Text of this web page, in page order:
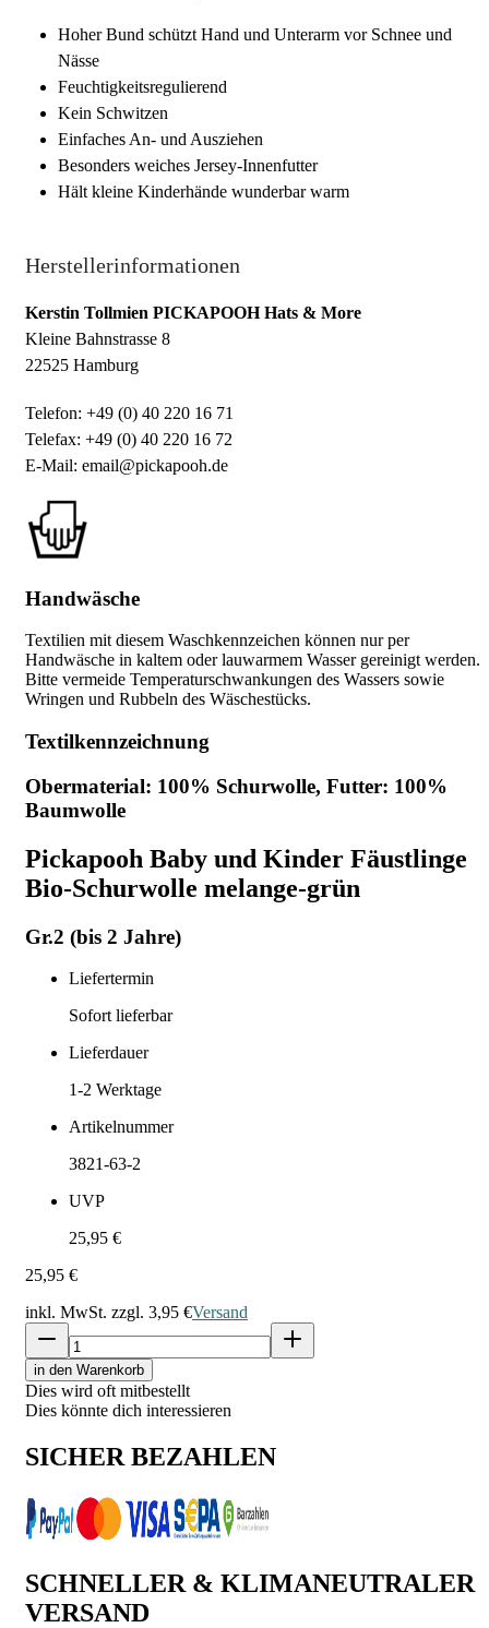
Hoher Bund schützt Hand und Unterarm vor Schnee und
Nässe
Feuchtigkeitsregulierend
Kein Schwitzen
Einfaches An- und Ausziehen
Besonders weiches Jersey-Innenfutter
Hält kleine Kinderhände wunderbar warm
Herstellerinformationen
Kerstin Tollmien PICKAPOOH Hats & More
Kleine Bahnstrasse 8
22525 Hamburg
Telefon: +49 (0) 40 220 16 71
Telefax: +49 (0) 40 220 16 72
E-Mail: email@pickapooh.de
Handwäsche
Textilien mit diesem Waschkennzeichen können nur per
Handwäsche in kaltem oder lauwarmem Wasser gereinigt werden.
Bitte vermeide Temperaturschwankungen des Wassers sowie
Wringen und Rubbeln des Wäschestücks.
Textilkennzeichnung
Obermaterial: 100% Schurwolle, Futter: 100%
Baumwolle
Pickapooh Baby und Kinder Fäustlinge
Bio-Schurwolle melange-grün
Gr.2 (bis 2 Jahre)
Liefertermin
Sofort lieferbar
Lieferdauer
1-2 Werktage
Artikelnummer
3821-63-2
UVP
25,95 €
25,95 €
inkl. MwSt. zzgl. 3,95 €Versand
in den Warenkorb
Dies wird oft mitbestellt
Dies könnte dich interessieren
SICHER BEZAHLEN
SCHNELLER & KLIMANEUTRALER
VERSAND